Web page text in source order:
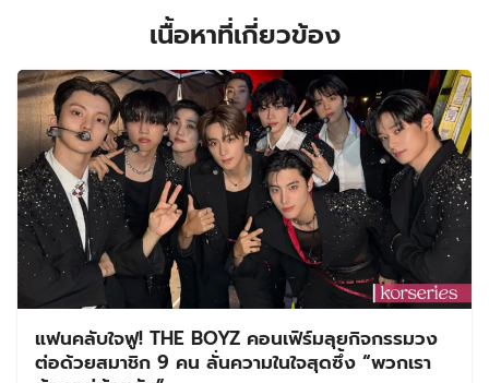
เนื้อหาที่เกี่ยวข้อง
แฟนคลับใจฟู! THE BOYZ คอนเฟิร์มลุยกิจกรรมวง
ต่อด้วยสมาชิก 9 คน ลั่นความในใจสุดซึ้ง “พวกเรา